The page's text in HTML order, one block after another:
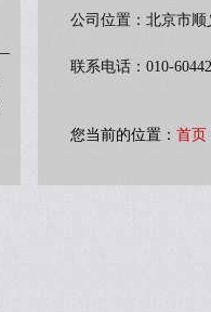
公司位置：北京市
联系电话：010-
您当前的位置： 首页